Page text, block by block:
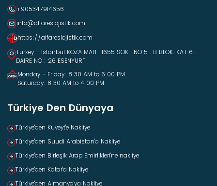
+905347914656
info@alfareslojistik.com
https://alfareslojistik.com
Turkey - Istanbul KOZA MAH . 1655 SOK . NO 5 . B BLOK. KAT 6 .
DAIRE NO : 26 ESENYURT
Monday - Friday: 8:30 AM to 6:00 PM
Saturday: 8:30 AM to 4:00 PM
Türkiye Den Dünyaya
Türkiye'den Kuveyt'e Nakliye
Türkiye'den Suudi Arabistan'a Nakliye
Türkiye'den Birleşik Arap Emirlikleri'ne nakliye
Türkiye'den Katar'a Nakliye
Türkiye'den Almanya'ya Nakliye